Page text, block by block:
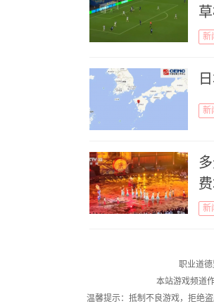
新
新
新
职业道德
本站游戏频道
温馨提示：抵制不良游戏，拒绝